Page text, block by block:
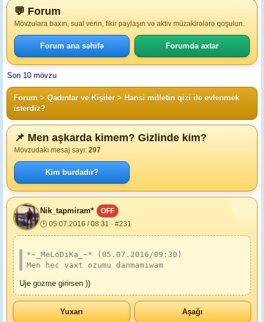
💬 Forum
Mövzulara baxın, sual verin, fikir paylaşın və aktiv müzakirələrə qoşulun.
Forum ana səhifə Forumda axtar
Son 10 mövzu
Forum > Qadınlar ve Kişiler > Hansi milletin qizi ile evlenmek
isterdiz?
📌 Men aşkarda kimem? Gizlinde kim?
Mövzudakı mesaj sayı: 297
Kim burdadır?
Nik_tapmiram*
OFF
🕒 05.07.2016 / 08:31 · #231
*~_MeLoDiKa_~* (05.07.2016/09:30)
Men hec vaxt ozumu danmamiwam
Uje gozme girirsen ))
Yuxarı Aşağı